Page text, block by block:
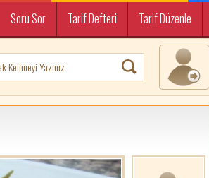
Soru Sor Tarif Defteri Tarif Düzenle